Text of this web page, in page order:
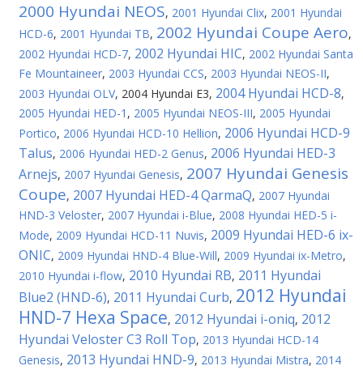
2000 Hyundai NEOS, 2001 Hyundai Clix, 2001 Hyundai
HCD-6, 2001 Hyundai TB, 2002 Hyundai Coupe Aero,
2002 Hyundai HCD-7, 2002 Hyundai HIC, 2002 Hyundai Santa
Fe Mountaineer, 2003 Hyundai CCS, 2003 Hyundai NEOS-II,
2003 Hyundai OLV, 2004 Hyundai E3, 2004 Hyundai HCD-8,
2005 Hyundai HED-1 , 2005 Hyundai NEOS-III, 2005 Hyundai
Portico, 2006 Hyundai HCD-10 Hellion, 2006 Hyundai HCD-9
Talus, 2006 Hyundai HED-2 Genus, 2006 Hyundai HED-3
Arnejs, 2007 Hyundai Genesis, 2007 Hyundai Genesis
Coupe, 2007 Hyundai HED-4 QarmaQ, 2007 Hyundai
HND-3 Veloster, 2007 Hyundai i-Blue, 2008 Hyundai HED-5 i-
Mode, 2009 Hyundai HCD-11 Nuvis, 2009 Hyundai HED-6 ix-
ONIC, 2009 Hyundai HND-4 Blue-Will, 2009 Hyundai ix-Metro,
2010 Hyundai i-flow, 2010 Hyundai RB, 2011 Hyundai
Blue2 (HND-6), 2011 Hyundai Curb, 2012 Hyundai
HND-7 Hexa Space, 2012 Hyundai i-oniq, 2012
Hyundai Veloster C3 Roll Top, 2013 Hyundai HCD-14
Genesis, 2013 Hyundai HND-9, 2013 Hyundai Mistra, 2014